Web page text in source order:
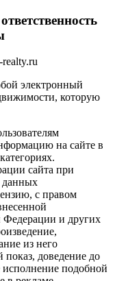
электронный
которую
на сайте в
сайта при
данных
с правом
Федерации и других
из него
доведение до
исполнение подобной